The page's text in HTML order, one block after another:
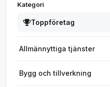
Kategori
Toppföretag
Allmännyttiga tjänster
Bygg och tillverkning